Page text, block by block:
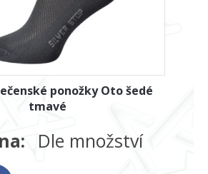
ponožky Oto šedé
tmavé
Dle množství